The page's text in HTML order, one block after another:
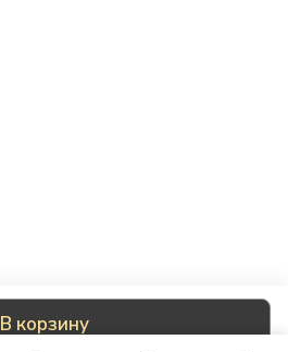
В корзину